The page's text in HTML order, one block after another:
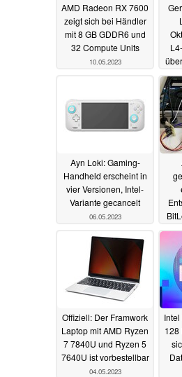
AMD Radeon RX 7600
zeigt sich bei Händler
mit 8 GB GDDR6 und
32 Compute Units
10.05.2023
Ayn Loki: Gaming-
Handheld erscheint in
vier Versionen, Intel-
Variante gecancelt
06.05.2023
Offiziell: Der Framwork
Laptop mit AMD Ryzen
7 7840U und Ryzen 5
7640U ist vorbestellbar
04.05.2023
128